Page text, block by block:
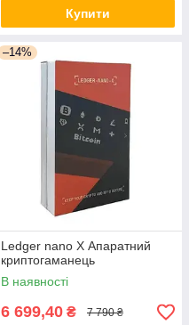
Купити
–14%
Ledger nano X Апаратний
криптогаманець
В наявності
6 699,40 ₴ 7 790 ₴